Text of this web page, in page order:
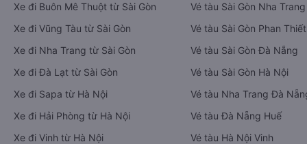
Xe đi Buôn Mê Thuột từ Sài Gòn
Xe đi Vũng Tàu từ Sài Gòn
Xe đi Nha Trang từ Sài Gòn
Xe đi Đà Lạt từ Sài Gòn
Xe đi Sapa từ Hà Nội
Xe đi Hải Phòng từ Hà Nội
Xe đi Vinh từ Hà Nội
Vé tàu Sài Gòn Nha Trang
Vé tàu Sài Gòn Phan Thiết
Vé tàu Sài Gòn Đà Nẵng
Vé tàu Sài Gòn Hà Nội
Vé tàu Nha Trang Đà
Vé tàu Đà Nẵng Huế
Vé tàu Hà Nội Vinh